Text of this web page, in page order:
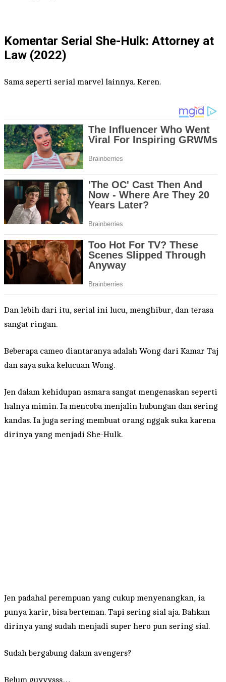
Komentar Serial She-Hulk: Attorney at
Law (2022)
Sama seperti serial marvel lainnya. Keren.
Dan lebih dari itu, serial ini lucu, menghibur, dan terasa
sangat ringan.
Beberapa cameo diantaranya adalah Wong dari Kamar Taj
dan saya suka kelucuan Wong.
Jen dalam kehidupan asmara sangat mengenaskan seperti
halnya mimin. Ia mencoba menjalin hubungan dan sering
kandas. Ia juga sering membuat orang nggak suka karena
dirinya yang menjadi She-Hulk.
Jen padahal perempuan yang cukup menyenangkan, ia
punya karir, bisa berteman. Tapi sering sial aja. Bahkan
dirinya yang sudah menjadi super hero pun sering sial.
Sudah bergabung dalam avengers?
Belum guyyysss…